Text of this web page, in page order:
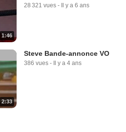
1:46
28 321 vues - Il y a 6 ans
2:33
Steve Bande-annonce VO
386 vues - Il y a 4 ans